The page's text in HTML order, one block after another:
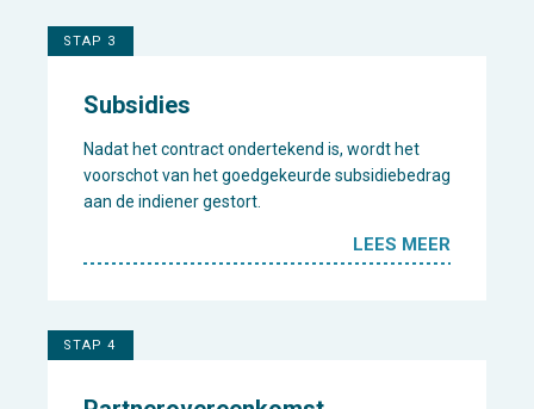
STAP 3
Subsidies
Nadat het contract ondertekend is, wordt het
voorschot van het goedgekeurde subsidiebedrag
aan de indiener gestort.
LEES MEER
STAP 4